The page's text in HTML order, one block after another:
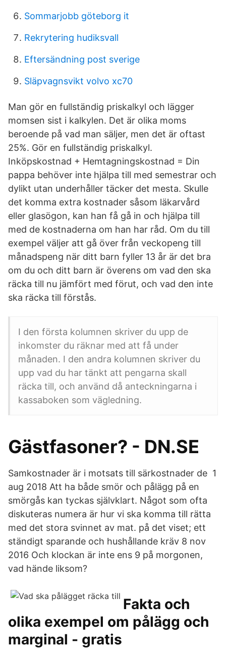
Sommarjobb göteborg it
Rekrytering hudiksvall
Eftersändning post sverige
Släpvagnsvikt volvo xc70
Man gör en fullständig priskalkyl och lägger
momsen sist i kalkylen. Det är olika moms
beroende på vad man säljer, men det är oftast
25%. Gör en fullständig priskalkyl.
Inköpskostnad + Hemtagningskostnad = Din
pappa behöver inte hjälpa till med semestrar och
dylikt utan underhåller täcker det mesta. Skulle
det komma extra kostnader såsom läkarvård
eller glasögon, kan han få gå in och hjälpa till
med de kostnaderna om han har råd. Om du till
exempel väljer att gå över från veckopeng till
månadspeng när ditt barn fyller 13 år är det bra
om du och ditt barn är överens om vad den ska
räcka till nu jämfört med förut, och vad den inte
ska räcka till förstås.
I den första kolumnen skriver du upp de
inkomster du räknar med att få under
månaden. I den andra kolumnen skriver du
upp vad du har tänkt att pengarna skall
räcka till, och använd då anteckningarna i
kassaboken som vägledning.
Gästfasoner? - DN.SE
Samkostnader är i motsats till särkostnader de 1
aug 2018 Att ha både smör och pålägg på en
smörgås kan tyckas självklart. Något som ofta
diskuteras numera är hur vi ska komma till rätta
med det stora svinnet av mat. på det viset; ett
ständigt sparande och hushållande kräv 8 nov
2016 Och klockan är inte ens 9 på morgonen,
vad hände liksom?
Fakta och
olika exempel om pålägg och
marginal - gratis